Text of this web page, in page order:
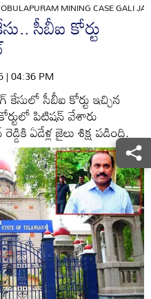
OBULAPURAM MINING CASE GALI
సీబీఐ కోర్టు
| 04:36 PM
సీబీఐ కోర్టు ఇచ్చిన
పిటిషన్ వేశారు
ఏడేళ్ల జైలు శిక్ష పడింది.